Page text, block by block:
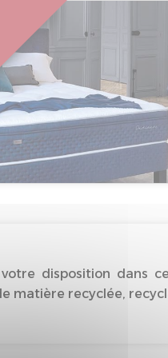
disposition dans
matière recyclée,